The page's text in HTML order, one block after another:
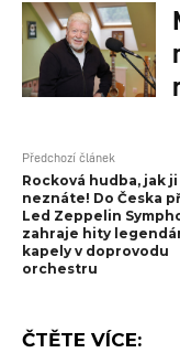
Předchozí článek
Rocková hudba, jak ji
neznáte! Do Česka
Led Zeppelin
zahraje hity
kapely v doprovodu
orchestru
ČTĚTE VÍCE: